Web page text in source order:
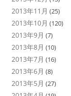
2013年11月 (25)
2013年10月 (120)
2013年9月 (7)
2013年8月 (10)
2013年7月 (16)
2013年6月 (8)
2013年5月 (27)